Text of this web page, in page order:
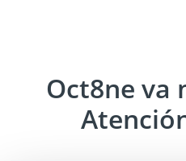
Oct8ne va